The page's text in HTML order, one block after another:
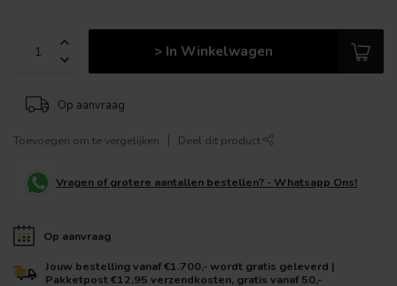
> In Winkelwagen
Op aanvraag
Toevoegen om te vergelijken Deel dit product
Vragen of grotere aantallen bestellen? - Whatsapp Ons!
Op aanvraag
Jouw bestelling vanaf €1.700,- wordt gratis geleverd |
Pakketpost €12,95 verzendkosten, gratis vanaf 50,-